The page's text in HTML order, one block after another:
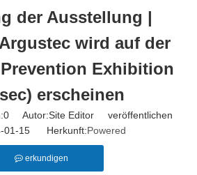
der Ausstellung |
wird auf der
Exhibition
erscheinen
0 Autor:Site Editor veröffentlichen
01-15 Herkunft:Powered
erkundigen